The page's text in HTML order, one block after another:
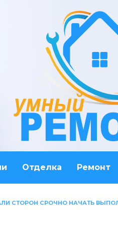
Отделка Ремонт
СТОРОН СРОЧНО НАЧАТЬ